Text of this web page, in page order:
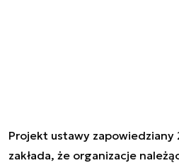
Projekt ustawy zapowiedziany
zakłada, że organizacje